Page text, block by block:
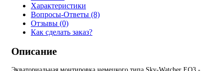
Характеристики
Вопросы-Ответы (8)
Отзывы (0)
Как сделать заказ?
Описание